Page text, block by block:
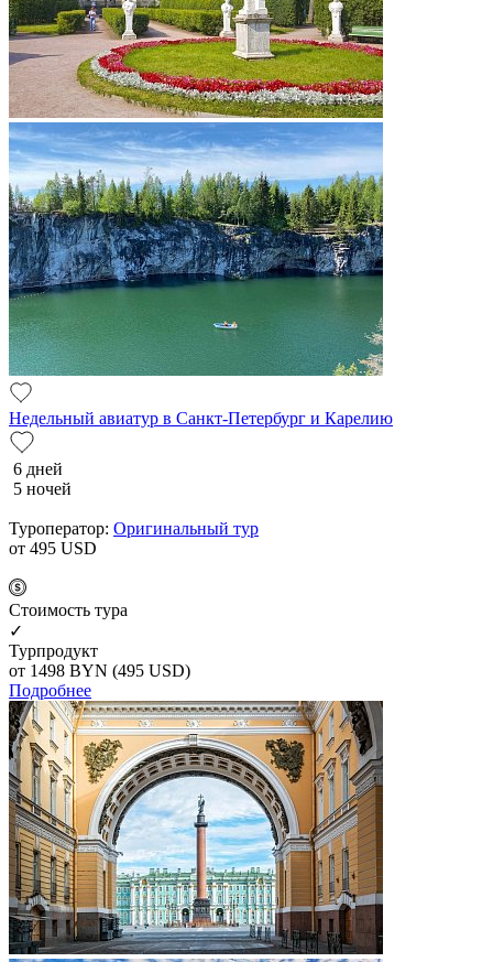
Недельный авиатур в Санкт-Петербург и Карелию
6 дней
5 ночей
Туроператор: Оригинальный тур
от 495 USD
Cтоимость тура
✓
Турпродукт
от 1498 BYN (495 USD)
Подробнее